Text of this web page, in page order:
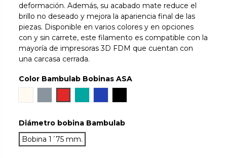
deformación. Además, su acabado mate reduce el
brillo no deseado y mejora la apariencia final de las
piezas. Disponible en varios colores y en opciones
con y sin carrete, este filamento es compatible con la
mayoría de impresoras 3D FDM que cuentan con
una carcasa cerrada.
Color Bambulab Bobinas ASA
Diámetro bobina Bambulab
Bobina 1´75 mm.